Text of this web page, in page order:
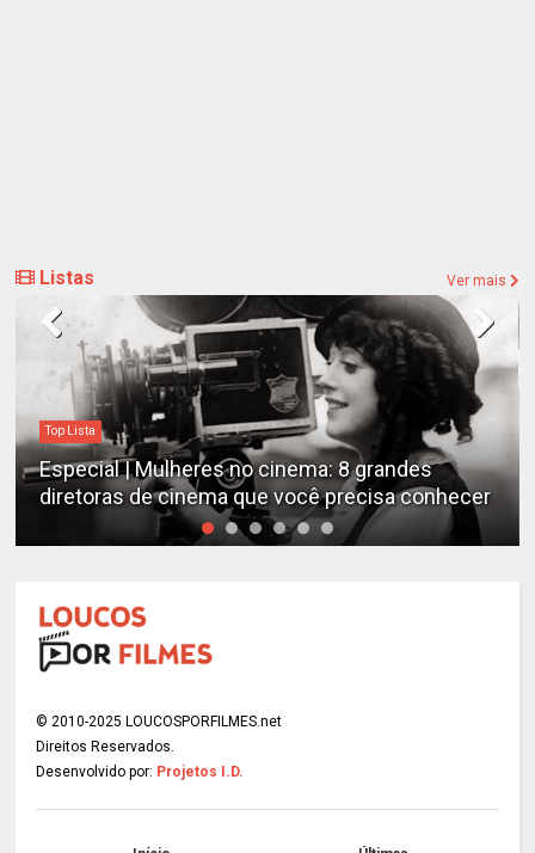
Listas Ver mais
Top Lista
Especial | Mulheres no cinema: 8 grandes
diretoras de cinema que você precisa conhecer
© 2010-2025 LOUCOSPORFILMES.net
Direitos Reservados.
Desenvolvido por: Projetos I.D.